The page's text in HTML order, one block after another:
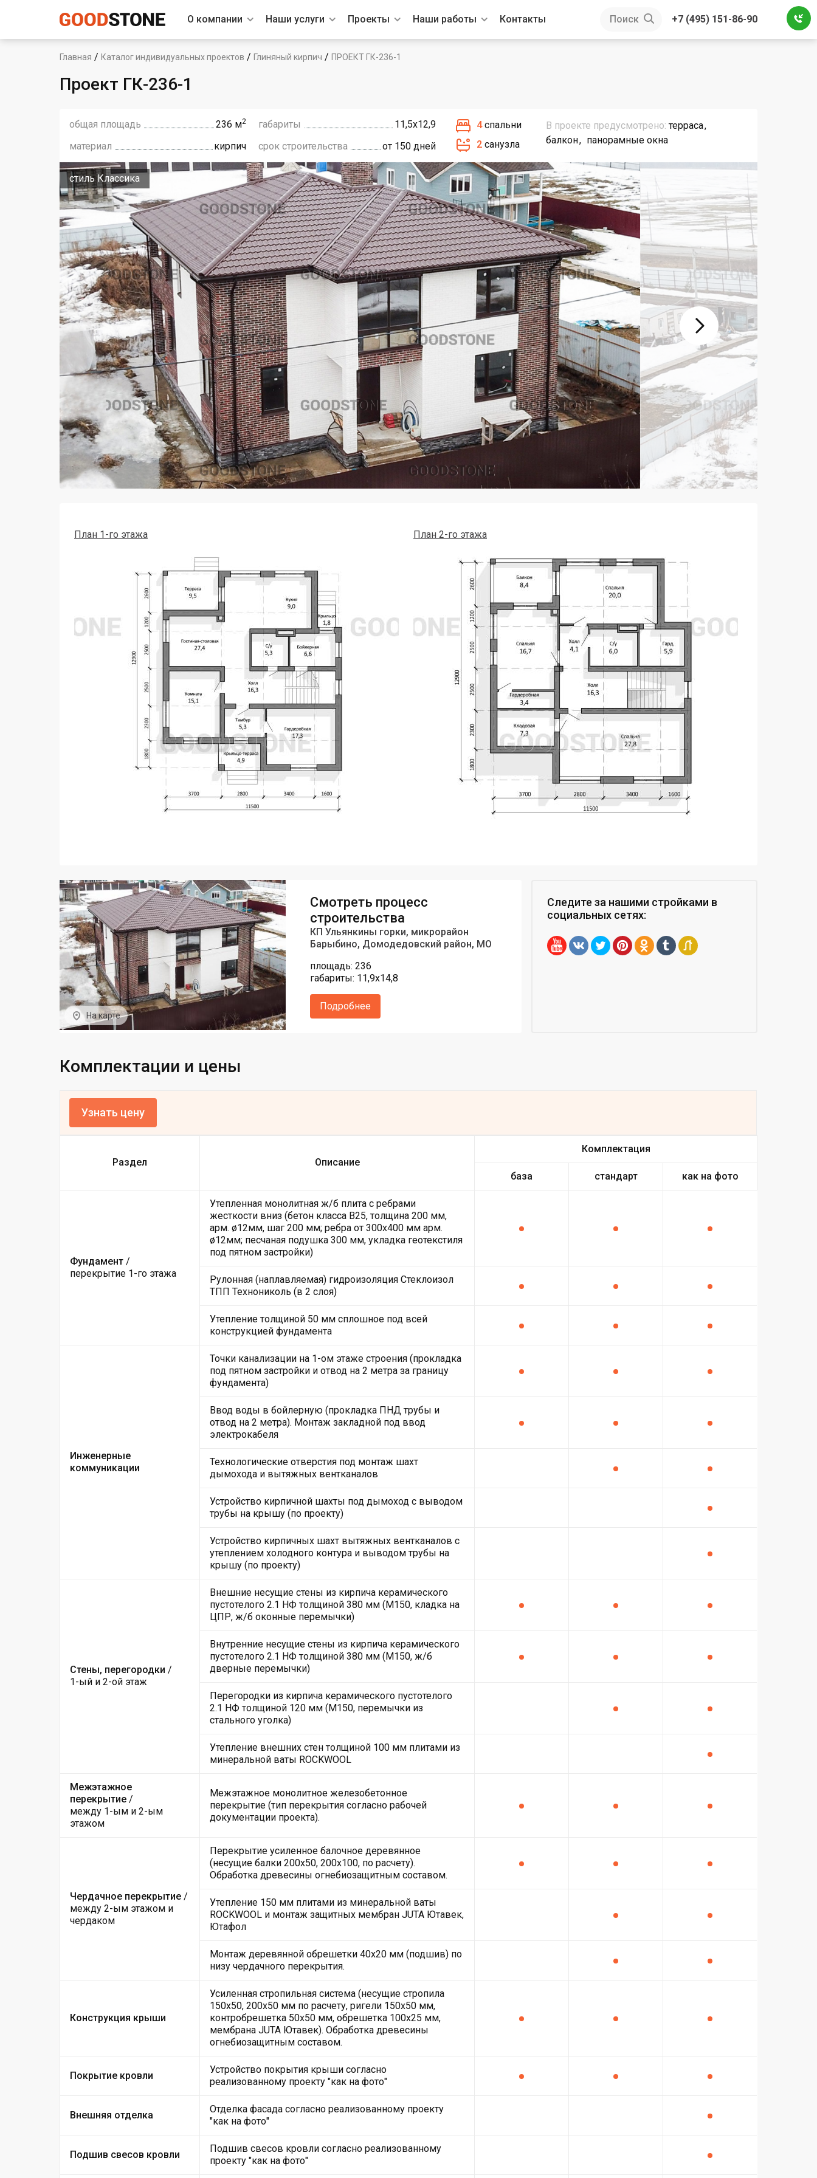
О компании Наши услуги Проекты Наши работы Контакты Поиск +7 (495) 151-86-90
Главная / Каталог индивидуальных проектов / Глиняный кирпич / ПРОЕКТ ГК-236-1
Проект ГК-236-1
общая площадь 236 м2 габариты
11,5х12,9
материал
кирпич срок строительства от 150 дней
4 спальни
2 санузла
В проекте предусмотрено: терраса
балкон
панорамные окна
стиль Классика
План 1-го этажа План 2-го этажа
На карте
Смотреть процесс
строительства
КП Ульянкины горки, микрорайон
Барыбино, Домодедовский район, МО
площадь: 236
габариты: 11,9х14,8
Подробнее
Следите за нашими стройками в
социальных сетях:
Комплектации и цены
Узнать цену
Раздел Описание
Комплектация
база стандарт как на фото
Фундамент /
перекрытие 1-го этажа
Утепленная монолитная ж/б плита с ребрами
жесткости вниз (бетон класса В25, толщина 200 мм,
арм. ø12мм, шаг 200 мм; ребра от 300х400 мм арм.
ø12мм; песчаная подушка 300 мм, укладка геотекстиля
под пятном застройки)
Рулонная (наплавляемая) гидроизоляция Стеклоизол
ТПП Технониколь (в 2 слоя)
Утепление толщиной 50 мм сплошное под всей
конструкцией фундамента
Инженерные
коммуникации
Точки канализации на 1-ом этаже строения (прокладка
под пятном застройки и отвод на 2 метра за границу
фундамента)
Ввод воды в бойлерную (прокладка ПНД трубы и
отвод на 2 метра). Монтаж закладной под ввод
электрокабеля
Технологические отверстия под монтаж шахт
дымохода и вытяжных вентканалов
Устройство кирпичной шахты под дымоход с выводом
трубы на крышу (по проекту)
Устройство кирпичных шахт вытяжных вентканалов с
утеплением холодного контура и выводом трубы на
крышу (по проекту)
Стены, перегородки /
1-ый и 2-ой этаж
Внешние несущие стены из кирпича керамического
пустотелого 2.1 НФ толщиной 380 мм (М150, кладка на
ЦПР, ж/б оконные перемычки)
Внутренние несущие стены из кирпича керамического
пустотелого 2.1 НФ толщиной 380 мм (М150, ж/б
дверные перемычки)
Перегородки из кирпича керамического пустотелого
2.1 НФ толщиной 120 мм (М150, перемычки из
стального уголка)
Утепление внешних стен толщиной 100 мм плитами из
минеральной ваты ROCKWOOL
Межэтажное
перекрытие /
между 1-ым и 2-ым
этажом
Межэтажное монолитное железобетонное
перекрытие (тип перекрытия согласно рабочей
документации проекта).
Чердачное перекрытие /
между 2-ым этажом и
чердаком
Перекрытие усиленное балочное деревянное
(несущие балки 200х50, 200х100, по расчету).
Обработка древесины огнебиозащитным составом.
Утепление 150 мм плитами из минеральной ваты
ROCKWOOL и монтаж защитных мембран JUTA Ютавек,
Ютафол
Монтаж деревянной обрешетки 40х20 мм (подшив) по
низу чердачного перекрытия.
Конструкция крыши
Усиленная стропильная система (несущие стропила
150х50, 200х50 мм по расчету, ригели 150х50 мм,
контробрешетка 50х50 мм, обрешетка 100х25 мм,
мембрана JUTA Ютавек). Обработка древесины
огнебиозащитным составом.
Покрытие кровли
Устройство покрытия крыши согласно
реализованному проекту "как на фото"
Внешняя отделка
Отделка фасада согласно реализованному проекту
"как на фото"
Подшив свесов кровли
Подшив свесов кровли согласно реализованному
проекту "как на фото"